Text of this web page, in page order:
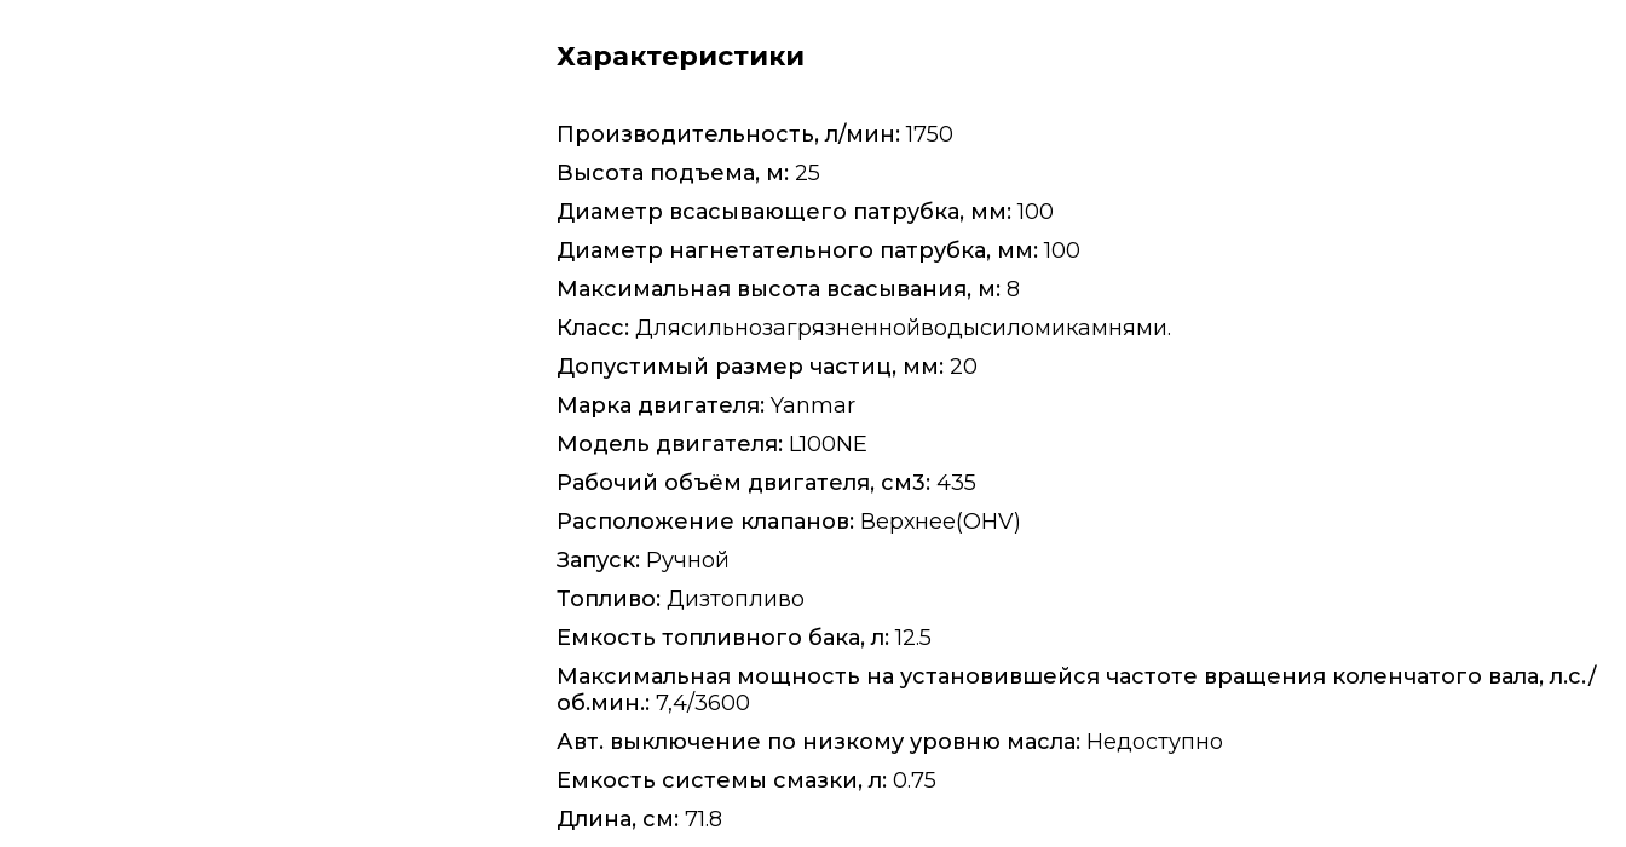
Характеристики
Производительность, л/мин:1750
Высота подъема, м: 25
Диаметр всасывающего патрубка, мм:100
Диаметр нагнетательного патрубка, мм:100
Максимальная высота всасывания, м: 8
Класс: Длясильнозагрязненнойводысиломикамнями.
Допустимый размер частиц, мм: 20
Марка двигателя: Yanmar
Модель двигателя: L100NE
Рабочий объём двигателя, см3: 435
Расположение клапанов: Верхнее(OHV)
Запуск: Ручной
Топливо: Дизтопливо
Емкость топливного бака, л:12.5
Максимальная мощность на установившейся частоте вращения коленчатого вала, л.с./
об.мин.: 7,4/3600
Авт. выключение по низкому уровню масла: Недоступно
Емкость системы смазки, л: 0.75
Длина, см: 71.8